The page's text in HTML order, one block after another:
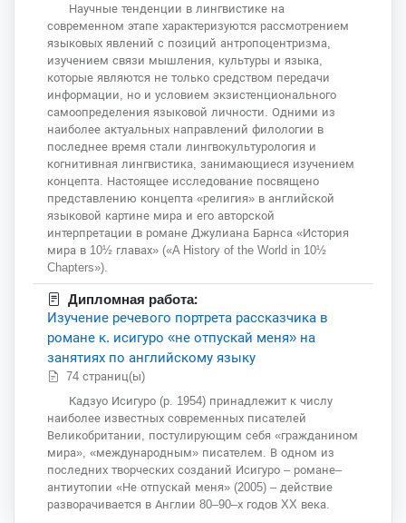
Научные тенденции в лингвистике на
современном этапе характеризуются рассмотрением
языковых явлений с позиций антропоцентризма,
изучением связи мышления, культуры и языка,
которые являются не только средством передачи
информации, но и условием экзистенционального
самоопределения языковой личности. Одними из
наиболее актуальных направлений филологии в
последнее время стали лингвокультурология и
когнитивная лингвистика, занимающиеся изучением
концепта. Настоящее исследование посвящено
представлению концепта «религия» в английской
языковой картине мира и его авторской
интерпретации в романе Джулиана Барнса «История
мира в 10½ главах» («A History of the World in 10½
Chapters»).
Дипломная работа:
Изучение речевого портрета рассказчика в
романе к. исигуро «не отпускай меня» на
занятиях по английскому языку
74 страниц(ы)
Кадзуо Исигуро (р. 1954) принадлежит к числу
наиболее известных современных писателей
Великобритании, постулирующим себя «гражданином
мира», «международным» писателем. В одном из
последних творческих созданий Исигуро – романе–
антиутопии «Не отпускай меня» (2005) – действие
разворачивается в Англии 80–90–х годов XX века.